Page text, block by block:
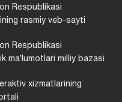
Respublikasi
rasmiy veb-sayti
Respublikasi
maʼlumotlari milliy bazasi
xizmatlarining